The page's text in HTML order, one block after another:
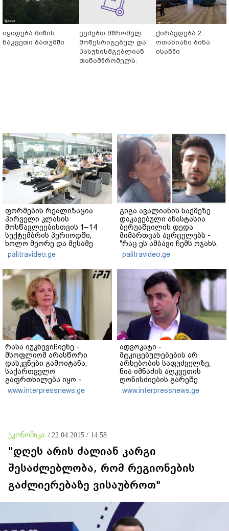
იყიდება მიწის
ნაკვეთი ბათუმში
ვეძებთ მშრომელ.
მოწესრიგებულ და
პასუხისმგებლიან
თანამშრომელს.
ქირავდება 2
ოთახიანი ბინა
ისანში
ფორმების რეალიზაცია
პირველი კლასის
მოსწავლეებისთვის 1–14
სექტემბრის პერიოდში,
ხოლო მეორე და მესამე
ეტაპებზე...
palitravideo.ge
გიგა ავალიანის საქმეზე
დაკავებული ანასტასია
ბერუაშვილის დედა
მიმართვას ავრცელებს -
"რაც ეს ამბავი ჩემს ოჯახს,
ჩემს ანასტასიას გადახდა
თავს, მის მერე მე მე არ
ვარ"
palitravideo.ge
რასა იუკნევიჩიენე -
მსოფლიომ არასწორი
დასკვნები გამოიტანა,
საქართველო
გაფრთხილება იყო -
ყირიმი, დონბასი და
უკრაინის წინააღმდეგ
www.interpressnews.ge
ადვოკატი -
მტკიცებულებების არ
არსებობის საფუძველზე,
ნია იმნაძის აღკვეთის
ღონისძიების გარეშე
დატოვებას მოვითხოვთ
www.interpressnews.ge
ეკონომიკა / 22.04.2015 / 14:58
"დღეს არის ძალიან კარგი
შესაძლებლობა, რომ რეგიონების
გაძლიერებაზე ვისაუბროთ"